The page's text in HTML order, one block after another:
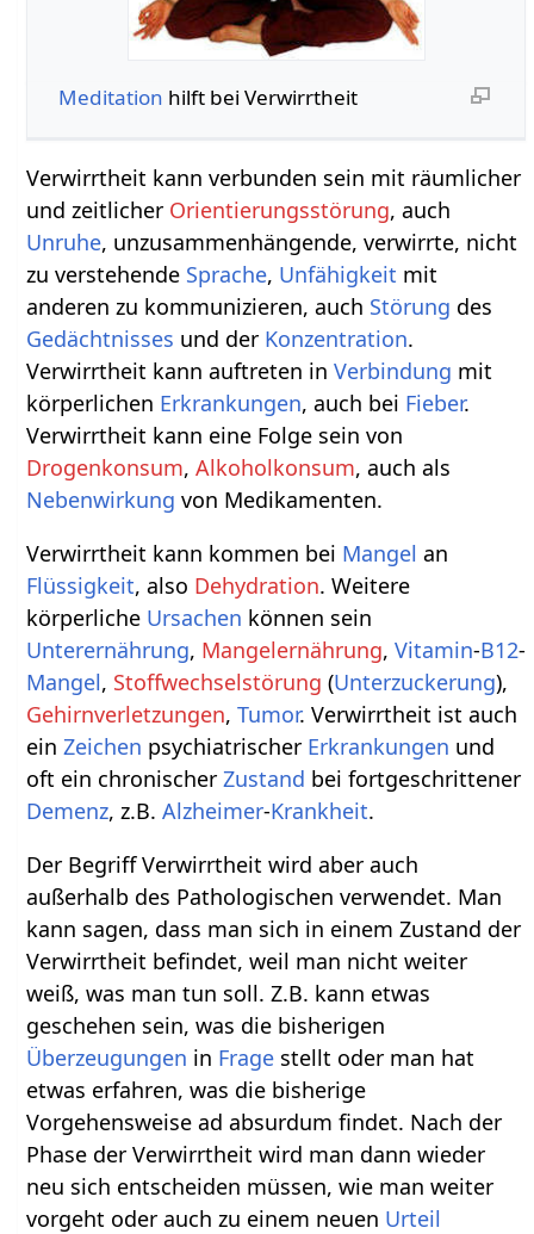
Meditation hilft bei Verwirrtheit
Verwirrtheit kann verbunden sein mit räumlicher
und zeitlicher Orientierungsstörung, auch
Unruhe, unzusammenhängende, verwirrte, nicht
zu verstehende Sprache, Unfähigkeit mit
anderen zu kommunizieren, auch Störung des
Gedächtnisses und der Konzentration.
Verwirrtheit kann auftreten inVerbindung mit
körperlichen Erkrankungen, auch bei Fieber.
Verwirrtheit kann eine Folge sein von
Drogenkonsum,Alkoholkonsum, auch als
Nebenwirkung von Medikamenten.
Verwirrtheit kann kommen bei Mangel an
Flüssigkeit, also Dehydration. Weitere
körperliche Ursachen können sein
Unterernährung, Mangelernährung,Vitamin-B12-
Mangel, Stoffwechselstörung (Unterzuckerung),
Gehirnverletzungen,Tumor. Verwirrtheit ist auch
einZeichen psychiatrischer Erkrankungen und
oft ein chronischerZustand bei fortgeschrittener
Demenz, z.B.Alzheimer-Krankheit.
Der Begriff Verwirrtheit wird aber auch
außerhalb des Pathologischen verwendet. Man
kann sagen, dass man sich in einem Zustand der
Verwirrtheit befindet, weil man nicht weiter
weiß, was man tun soll. Z.B. kann etwas
geschehen sein, was die bisherigen
Überzeugungen in Frage stellt oder man hat
etwas erfahren, was die bisherige
Vorgehensweise ad absurdum findet. Nach der
Phase der Verwirrtheit wird man dann wieder
neu sich entscheiden müssen, wie man weiter
vorgeht oder auch zu einem neuen Urteil